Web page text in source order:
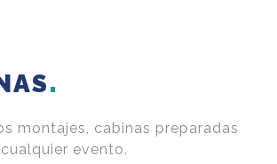
montajes, cabinas preparadas
evento.